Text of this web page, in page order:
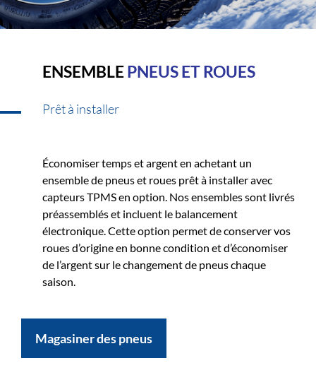
ENSEMBLEPNEUS ET ROUES
Prêt à installer
Économiser temps et argent en achetant un
ensemble de pneus et roues prêt à installer avec
capteurs TPMS en option. Nos ensembles sont livrés
préassemblés et incluent le balancement
électronique. Cette option permet de conserver vos
roues d’origine en bonne condition et d’économiser
de l’argent sur le changement de pneus chaque
saison.
Magasiner des pneus